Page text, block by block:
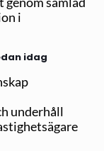
i
idag
underhåll